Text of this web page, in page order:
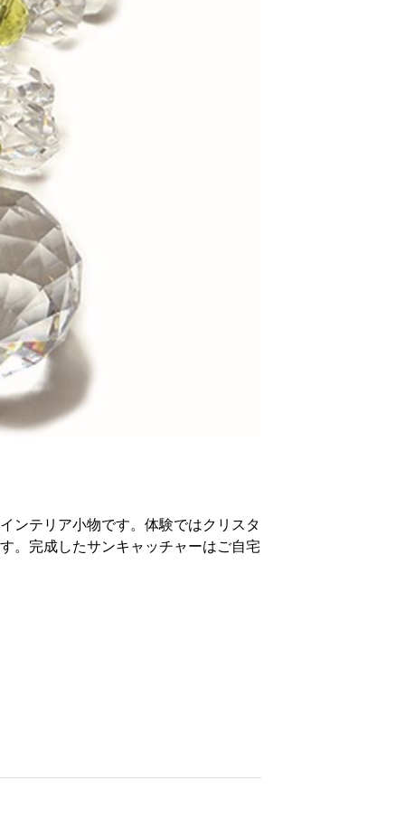
ンテリア小物です。体験ではクリスタ
。完成したサンキャッチャーはご自宅